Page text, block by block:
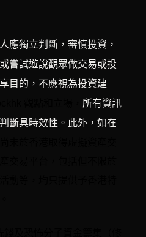
應獨立判斷，審慎投資，
嘗試遊說觀眾做交易或投
目的，不應視為投資建
所有資訊
斷具時效性。此外，如在